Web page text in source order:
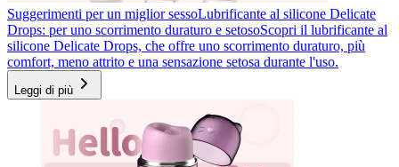
Suggerimenti per un miglior sessoLubrificante al silicone Delicate
Drops: per uno scorrimento duraturo e setosoScopri il lubrificante al
silicone Delicate Drops, che offre uno scorrimento duraturo, più
comfort, meno attrito e una sensazione setosa durante l'uso.
Leggi di più